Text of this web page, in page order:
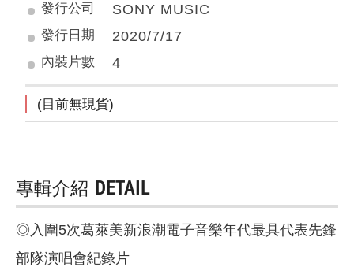
發行公司
SONY MUSIC
發行日期 2020/7/17
內裝片數 4
(目前無現貨)
專輯介紹 DETAIL
◎入圍5次葛萊美新浪潮電子音樂年代最具代表先鋒
部隊演唱會紀錄片